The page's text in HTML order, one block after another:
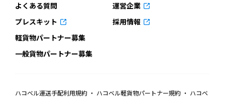
よくある質問
運営企業
プレスキット
採用情報
軽貨物パートナー募集
一般貨物パートナー募集
ハコベル運送手配利用規約 ハコベル軽貨物パートナー規約
ハコベ